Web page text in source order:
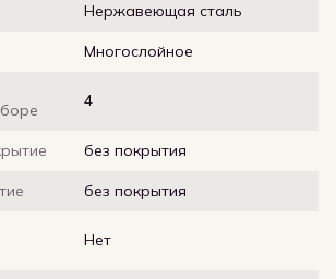
Нержавеющая сталь
Многослойное
4
без покрытия
без покрытия
Нет